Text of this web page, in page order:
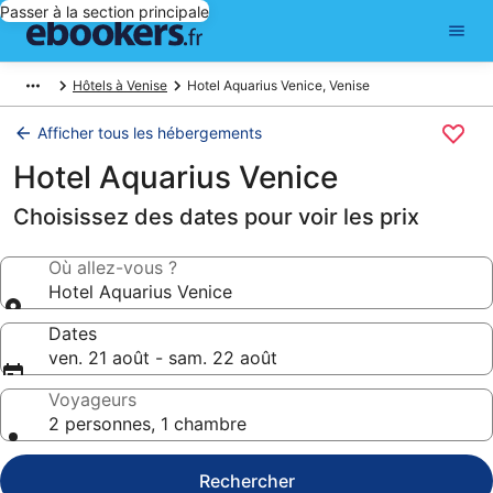
Passer à la section principale
Hôtels à Venise Hotel Aquarius Venice, Venise
Afficher tous les hébergements
Hotel Aquarius Venice
Choisissez des dates pour voir les prix
Où allez-vous ?
Hotel Aquarius Venice
Dates
ven. 21 août - sam. 22 août
Voyageurs
2 personnes, 1 chambre
Rechercher